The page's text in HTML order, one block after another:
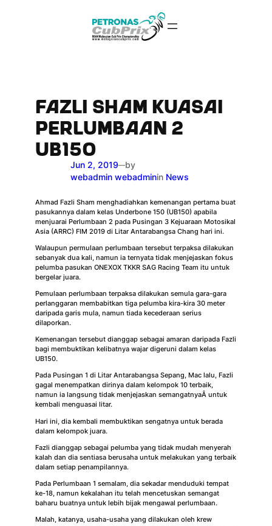
FAZLI SHAM KUASAI
PERLUMBAAN 2
UB150
Jun 2, 2019—by
webadmin webadminin News
Ahmad Fazli Sham menghadiahkan kemenangan pertama buat
pasukannya dalam kelas Underbone 150 (UB150) apabila
menjuarai Perlumbaan 2 pada Pusingan 3 Kejuaraan Motosikal
Asia (ARRC) FIM 2019 di Litar Antarabangsa Chang hari ini.
Walaupun permulaan perlumbaan tersebut terpaksa dilakukan
sebanyak dua kali, namun ia ternyata tidak menjejaskan fokus
pelumba pasukan ONEXOX TKKR SAG Racing Team itu untuk
bergelar juara.
Pemulaan perlumbaan terpaksa dilakukan semula gara-gara
perlanggaran membabitkan tiga pelumba kira-kira 30 meter
daripada garis mula, namun tiada kecederaan serius
dilaporkan.
Kemenangan tersebut dianggap sebagai amaran daripada Fazli
bagi membuktikan kelibatnya wajar digeruni dalam kelas
UB150.
Pada Pusingan 1 di Litar Antarabangsa Sepang, Mac lalu, Fazli
gagal menempatkan dirinya dalam kelompok 10 terbaik,
namun ia langsung tidak menjejaskan semangatnyaÂ untuk
kembali menguasai litar.
Hari ini, dia kembali membuktikan sengatnya untuk berada
dalam kelompok juara.
Fazli dianggap sebagai pelumba yang tidak mudah menyerah
kalah dan dia sentiasa berusaha untuk melakukan yang terbaik
dalam setiap penampilannya.
Pada Perlumbaan 1 semalam, dia sekadar menduduki tempat
ke-18, namun kekalahan itu telah mencetuskan semangat
baharu buatnya untuk lebih bijak mengawal perlumbaan.
Malah, katanya, usaha-usaha yang dilakukan oleh krew